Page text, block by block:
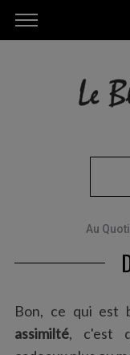
r
f
o
Au
Bon, ce qui est
assimilté, c'est